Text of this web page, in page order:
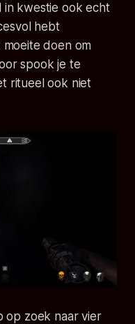
in kwestie ook echt
hebt
doen om
spook je te
ritueel ook niet
op zoek naar vier